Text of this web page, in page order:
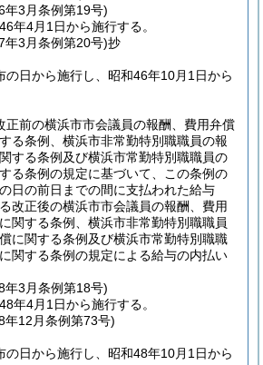
年3月条例第19号)
年4月1日から施行する。
年3月条例第20号)抄
の日から施行し、昭和46年10月1日から
正前の横浜市市会議員の報酬、費用弁償
る条例、横浜市非常勤特別職職員の報
する条例及び横浜市常勤特別職職員の
る条例の規定に基づいて、この条例の
日の前日までの間に支払われた給与
改正後の横浜市市会議員の報酬、費用
関する条例、横浜市非常勤特別職職員
に関する条例及び横浜市常勤特別職職
関する条例の規定による給与の内払い
年3月条例第18号)
年4月1日から施行する。
年12月条例第73号)
の日から施行し、昭和48年10月1日から